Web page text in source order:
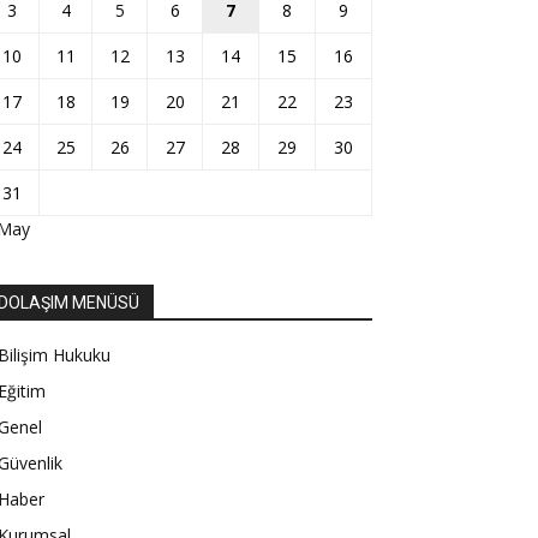
3
4 5 6 7 8
9
10
11 12 13 14 15
16
17
18 19 20 21 22
23
24
25 26 27 28 29
30
31
DOLAŞIM MENÜSÜ
Bilişim Hukuku
Eğitim
Haber